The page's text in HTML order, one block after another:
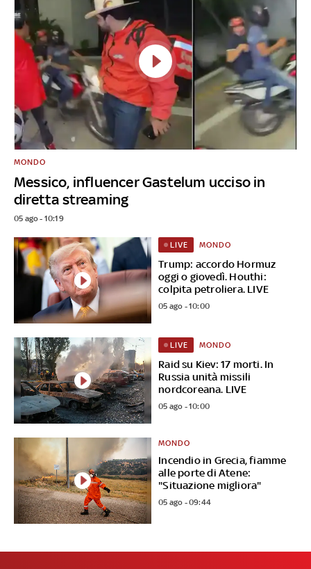
Messico, influencer Gastelum ucciso in
diretta streaming
MONDO
05 ago - 10:19
Trump: accordo Hormuz
oggi o giovedì. Houthi:
colpita petroliera. LIVE
LIVE MONDO
05 ago - 10:00
Raid su Kiev: 17 morti. In
Russia unità missili
nordcoreana. LIVE
LIVE MONDO
05 ago - 10:00
Incendio in Grecia, fiamme
alle porte di Atene:
"Situazione migliora"
MONDO
05 ago - 09:44